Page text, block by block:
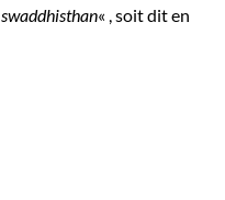
swaddhisthan« , soit dit en